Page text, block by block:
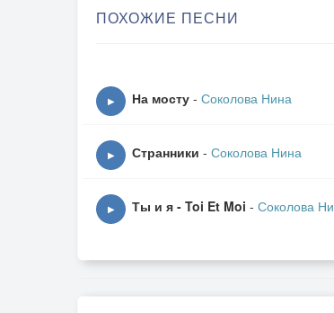
ПОХОЖИЕ ПЕСНИ
▶ На мосту - Соколова Нина
▶ Странники - Соколова Нина
▶ Ты и я - Toi Et Moi - Соколова